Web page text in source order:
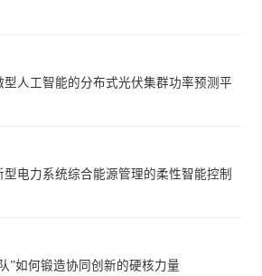
型人工智能的分布式光伏集群功率预测平
型电力系统综合能源管理的柔性智能控制
”如何锻造协同创新的硬核力量